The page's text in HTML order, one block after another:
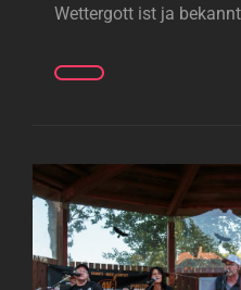
Wettergott ist ja
SERENADE